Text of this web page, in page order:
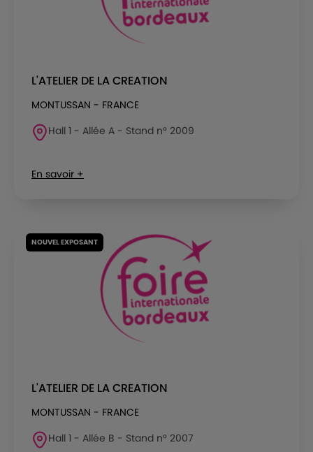
L'ATELIER DE LA CREATION
MONTUSSAN - FRANCE
Hall 1 - Allée A - Stand n° 2009
En savoir +
NOUVEL EXPOSANT
L'ATELIER DE LA CREATION
MONTUSSAN - FRANCE
Hall 1 - Allée B - Stand n° 2007